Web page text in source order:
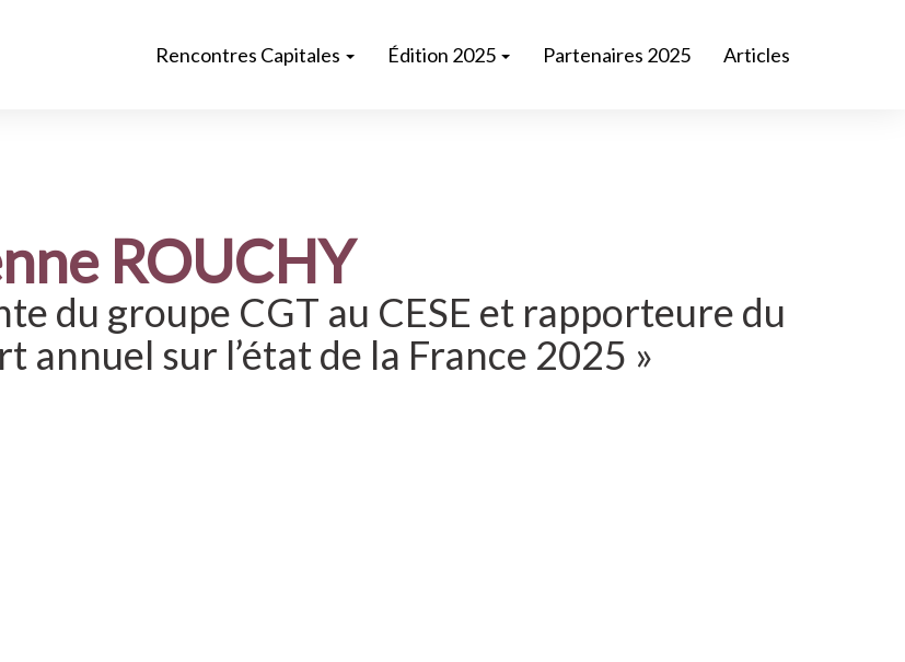
Rencontres Capitales Édition 2025 Partenaires 2025 Articles
ROUCHY
du groupe CGT au CESE et rapporteure du
annuel sur l’état de la France 2025 »